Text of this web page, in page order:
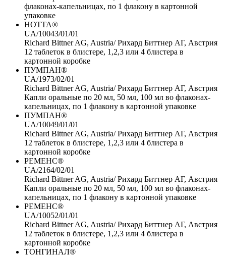
флаконах-капельницах, по 1 флакону в картонной
упаковке
НОТТА®
UA/10043/01/01
Richard Bittner AG, Austria/ Рихард Биттнер АГ, Австрия
12 таблеток в блистере, 1,2,3 или 4 блистера в
картонной коробке
ПУМПАН®
UA/1973/02/01
Richard Bittner AG, Austria/ Рихард Биттнер АГ, Австрия
Капли оральные по 20 мл, 50 мл, 100 мл во флаконах-
капельницах, по 1 флакону в картонной упаковке
ПУМПАН®
UA/10049/01/01
Richard Bittner AG, Austria/ Рихард Биттнер АГ, Австрия
12 таблеток в блистере, 1,2,3 или 4 блистера в
картонной коробке
РЕМЕНС®
UA/2164/02/01
Richard Bittner AG, Austria/ Рихард Биттнер АГ, Австрия
Капли оральные по 20 мл, 50 мл, 100 мл во флаконах-
капельницах, по 1 флакону в картонной упаковке
РЕМЕНС®
UA/10052/01/01
Richard Bittner AG, Austria/ Рихард Биттнер АГ, Австрия
12 таблеток в блистере, 1,2,3 или 4 блистера в
картонной коробке
ТОНГИНАЛ®